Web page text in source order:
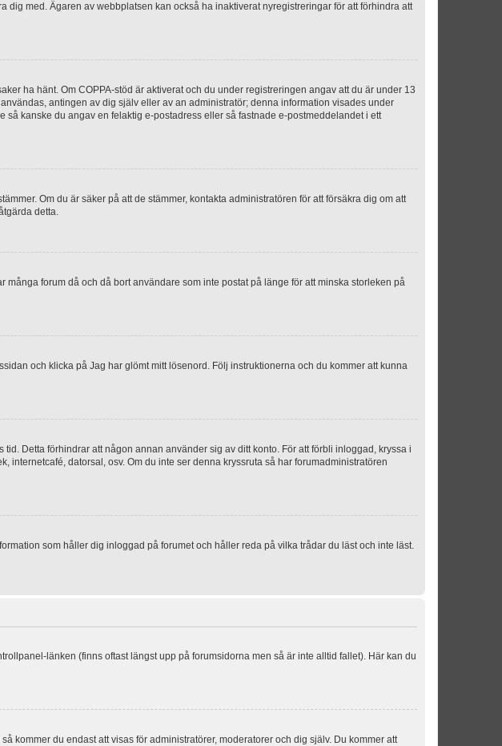
med. Ägaren av webbplatsen kan också ha inaktiverat nyregistreringar för att förhindra att
ha hänt. Om COPPA-stöd är aktiverat och du under registreringen angav att du är under 13
antingen av dig själv eller av an administratör; denna information visades under
kanske du angav en felaktig e-postadress eller så fastnade e-postmeddelandet i ett
Om du är säker på att de stämmer, kontakta administratören för att försäkra dig om att
detta.
forum då och då bort användare som inte postat på länge för att minska storleken på
och klicka på Jag har glömt mitt lösenord. Följ instruktionerna och du kommer att kunna
Detta förhindrar att någon annan använder sig av ditt konto. För att förbli inloggad, kryssa i
datorsal, osv. Om du inte ser denna kryssruta så har forumadministratören
som håller dig inloggad på forumet och håller reda på vilka trådar du läst och inte läst.
länken (finns oftast längst upp på forumsidorna men så är inte alltid fallet). Här kan du
kommer du endast att visas för administratörer, moderatorer och dig själv. Du kommer att